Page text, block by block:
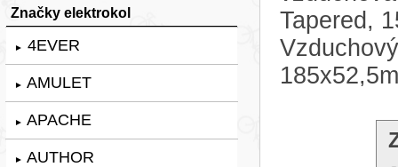
Značky elektrokol
► 4EVER
► AMULET
► APACHE
► AUTHOR
Tapered,